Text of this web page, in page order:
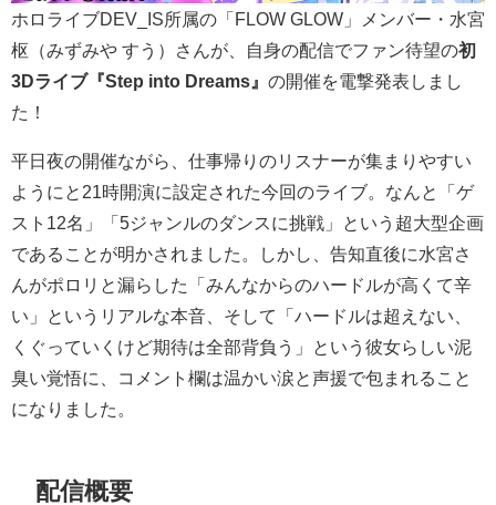
ホロライブDEV_IS所属の「FLOW GLOW」メンバー・水宮
枢（みずみや すう）さんが、自身の配信でファン待望の初
3Dライブ『Step into Dreams』 の開催を電撃発表しまし
た！
平日夜の開催ながら、仕事帰りのリスナーが集まりやすい
ようにと21時開演に設定された今回のライブ。なんと「ゲ
スト12名」「5ジャンルのダンスに挑戦」という超大型企画
であることが明かされました。しかし、告知直後に水宮さ
んがポロリと漏らした「みんなからのハードルが高くて辛
い」というリアルな本音、そして「ハードルは超えない、
くぐっていくけど期待は全部背負う」という彼女らしい泥
臭い覚悟に、コメント欄は温かい涙と声援で包まれること
になりました。
配信概要